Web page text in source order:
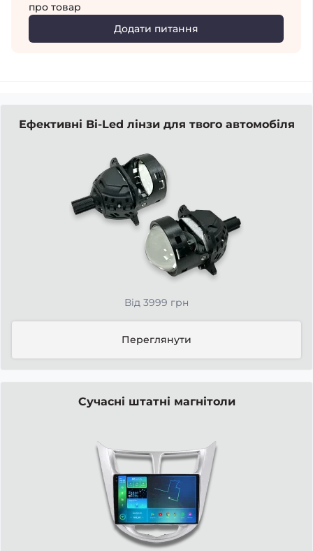
про товар
Додати питання
Ефективні Bi-Led лінзи для твого автомобіля
Від 3999 грн
Переглянути
Сучасні штатні магнітоли